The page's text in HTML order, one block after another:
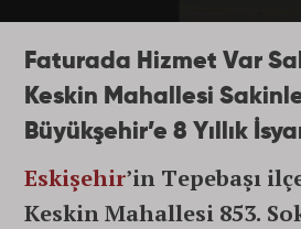
Faturada Hizmet Var
Keskin Mahallesi
Büyükşehir’e 8 Yıllık
Eskişehir’in Tepebaşı
Keskin Mahallesi 853.